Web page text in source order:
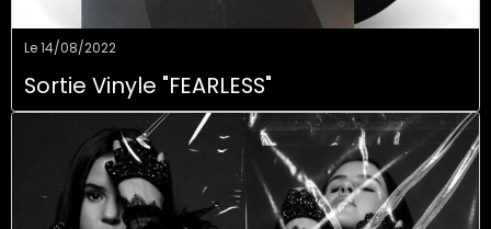
Le 14/08/2022
Sortie Vinyle "FEARLESS"